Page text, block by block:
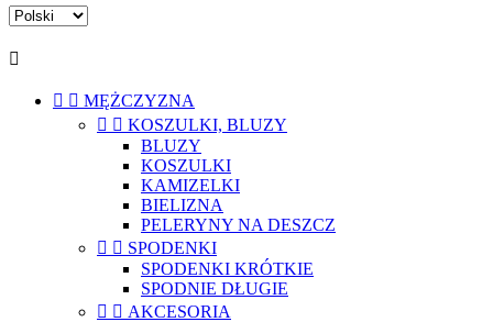

  MĘŻCZYZNA
  KOSZULKI, BLUZY
BLUZY
KOSZULKI
KAMIZELKI
BIELIZNA
PELERYNY NA DESZCZ
  SPODENKI
SPODENKI KRÓTKIE
SPODNIE DŁUGIE
  AKCESORIA